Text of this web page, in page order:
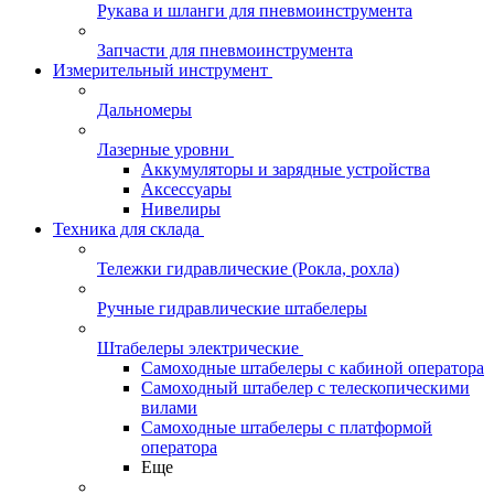
Рукава и шланги для пневмоинструмента
Запчасти для пневмоинструмента
Измерительный инструмент
Дальномеры
Лазерные уровни
Аккумуляторы и зарядные устройства
Аксессуары
Нивелиры
Техника для склада
Тележки гидравлические (Рокла, рохла)
Ручные гидравлические штабелеры
Штабелеры электрические
Самоходные штабелеры с кабиной оператора
Самоходный штабелер с телескопическими
вилами
Самоходные штабелеры с платформой
оператора
Еще